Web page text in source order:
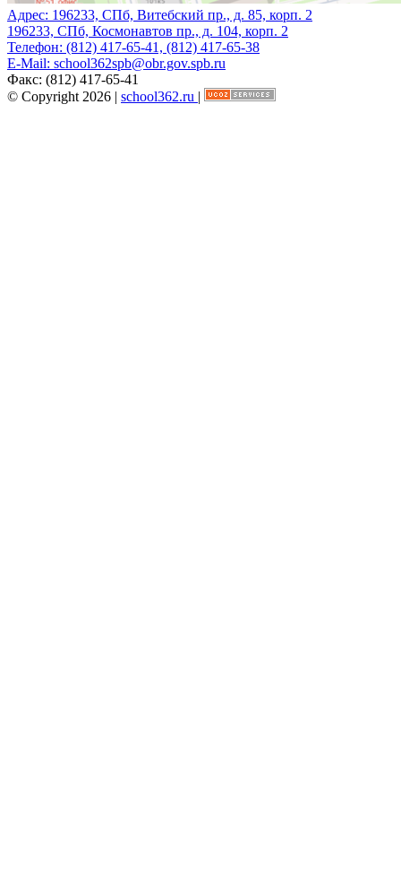
Адрес: 196233, СПб, Витебский пр., д. 85, корп. 2
196233, СПб, Космонавтов пр., д. 104, корп. 2
Телефон: (812) 417-65-41, (812) 417-65-38
E-Mail: school362spb@obr.gov.spb.ru
Факс: (812) 417-65-41
© Copyright 2026 | school362.ru |